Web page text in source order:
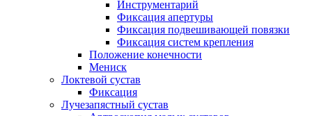
Инструментарий
Фиксация апертуры
Фиксация подвешивающей повязки
Фиксация систем крепления
Положение конечности
Мениск
Локтевой сустав
Фиксация
Лучезапястный сустав